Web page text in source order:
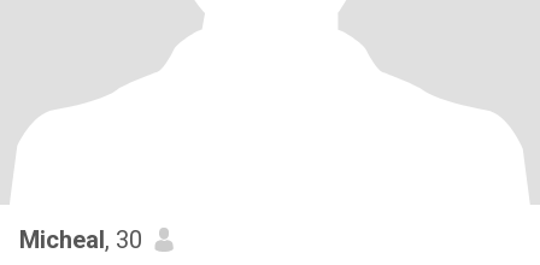
Micheal, 30